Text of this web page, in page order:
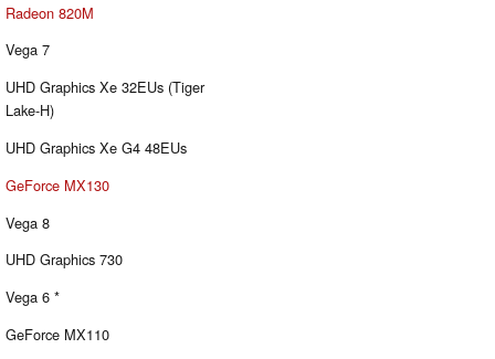
Radeon 820M
Vega 7
UHD Graphics Xe 32EUs (Tiger
Lake-H)
UHD Graphics Xe G4 48EUs
GeForce MX130
Vega 8
UHD Graphics 730
Vega 6 *
GeForce MX110